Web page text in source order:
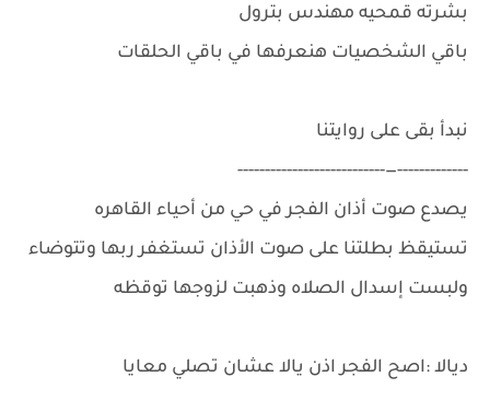
بشرته قمحيه مهندس بترول
باقي الشخصيات هنعرفها في باقي الحلقات
نبدأ بقى على روايتنا
-------------—---------------------------
يصدع صوت أذان الفجر في حي من أحياء القاهره
تستيقظ بطلتنا على صوت الأذان تستغفر ربها وتتوضاء
ولبست إسدال الصلاه وذهبت لزوجها توقظه
ديالا :اصح الفجر اذن يالا عشان تصلي معايا